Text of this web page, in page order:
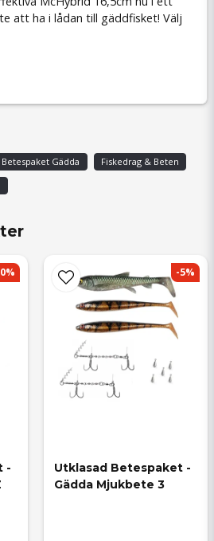
att ha i lådan till gäddfisket! Välj
Betespaket Gädda
Fiskedrag & Beten
-
Utklasad Betespaket -
Gädda Mjukbete 3
-5%